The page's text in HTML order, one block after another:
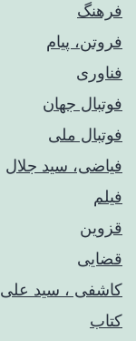
فرهنگ
فروتن، پیام
فناوری
فوتبال جهان
فوتبال ملی
فیاضی، سید جلال
فیلم
قزوین
قضایی
کاشفی ، سید علی
کتاب